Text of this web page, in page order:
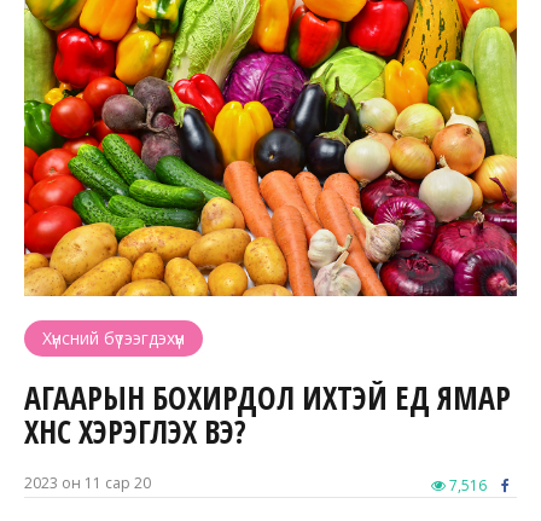
Хүнсний бүтээгдэхүүн
АГААРЫН БОХИРДОЛ ИХТЭЙ ҮЕД ЯМАР
ХҮНС ХЭРЭГЛЭХ ВЭ?
2023 он 11 сар 20 7,516